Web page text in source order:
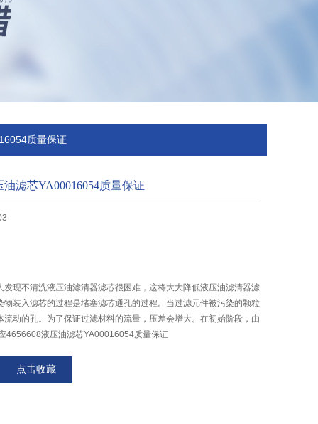
质量保证
油滤芯YA00016054质量保证
发现不清洗液压油滤清器滤芯很困难，这将大大降低液压油滤清器滤
物装入滤芯的过程是堵塞滤芯通孔的过程。当过滤元件被污染的颗粒
流动的孔。为了保证过滤材料的流量，压差会增大。在初始阶段，由
4656608液压油滤芯YA00016054质量保证
点击收藏